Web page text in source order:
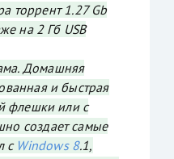
торрент 1.27 Gb
на 2 Гб USB
Домашняя
и быстрая
флешки или с
создает самые
с Windows 8.1,